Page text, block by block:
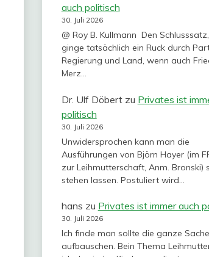
auch politisch
30. Juli 2026
@ Roy B. Kullmann Den
ginge tatsächlich ein Ruck durch
Regierung und Land, wenn auch
Merz…
Dr. Ulf Döbertzu Privates ist
politisch
30. Juli 2026
Unwidersprochen kann man die
Ausführungen von Björn Hayer (im
zur Leihmutterschaft, Anm. Bronski)
stehen lassen. Postuliert wird…
hans zu Privates ist immer auch
30. Juli 2026
Ich finde man sollte die ganze
aufbauschen. Bein Thema